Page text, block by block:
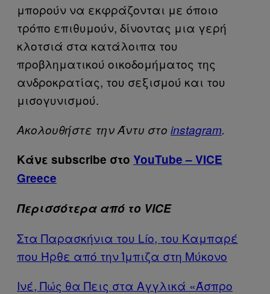
μπορούν να εκφράζονται με όποιο
τρόπο επιθυμούν, δίνοντας μια γερή
κλοτσιά στα κατάλοιπα του
προβληματικού οικοδομήματος της
ανδροκρατίας, του σεξισμού και του
μισογυνισμού.
Ακολουθήστε την Άντυ στο instagram.
Κάνε subscribe στο YouTube – VICE
Greece
Περισσότερα από το VICE
Στα Παρασκήνια του Lío, του Καμπαρέ
που Ήρθε από την Ίμπιζα στη Μύκονο
Ινέ, Πώς θα Πεις στα Αγγλικά «Άσπρο